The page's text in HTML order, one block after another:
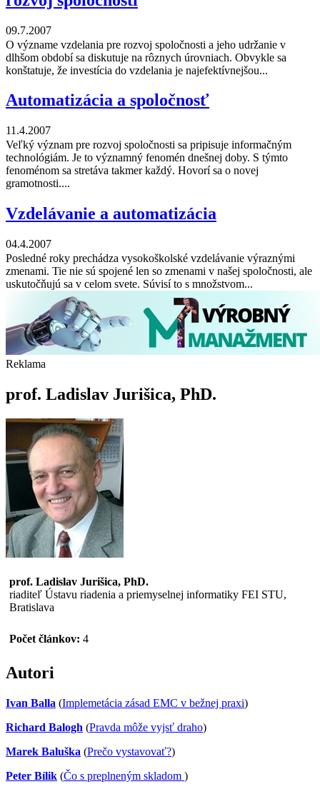
09.7.2007
O význame vzdelania pre rozvoj spoločnosti a jeho udržanie v
dlhšom období sa diskutuje na rôznych úrovniach. Obvykle sa
konštatuje, že investícia do vzdelania je najefektívnejšou...
Automatizácia a spoločnosť
11.4.2007
Veľký význam pre rozvoj spoločnosti sa pripisuje informačným
technológiám. Je to významný fenomén dnešnej doby. S týmto
fenoménom sa stretáva takmer každý. Hovorí sa o novej
gramotnosti....
Vzdelávanie a automatizácia
04.4.2007
Posledné roky prechádza vysokoškolské vzdelávanie výraznými
zmenami. Tie nie sú spojené len so zmenami v našej spoločnosti, ale
uskutočňujú sa v celom svete. Súvisí to s množstvom...
Reklama
prof. Ladislav Jurišica, PhD.
prof. Ladislav Jurišica, PhD.
riaditeľ Ústavu riadenia a priemyselnej informatiky FEI STU,
Bratislava
Počet článkov: 4
Autori
Ivan Balla (Implemetácia zásad EMC v bežnej praxi)
Richard Balogh (Pravda môže vyjsť draho)
Marek Baluška (Prečo vystavovať?)
Peter Bílik (Čo s preplneným skladom )